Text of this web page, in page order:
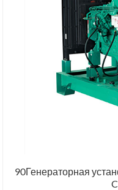
90Генераторная